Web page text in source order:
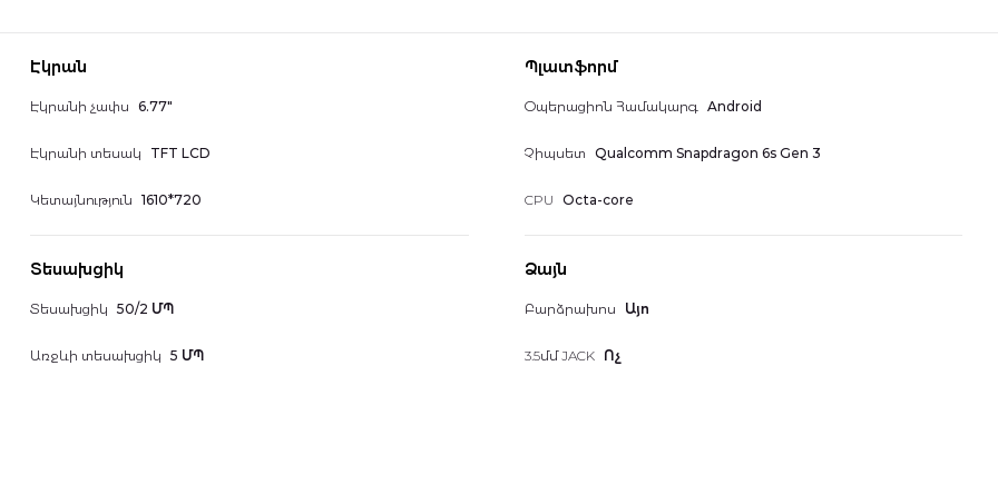
Էկրան
Էկրանի չափս 6.77"
Էկրանի տեսակ TFT LCD
Կետայնություն 1610*720
Պլատֆորմ
Օպերացիոն Համակարգ Android
Չիպսետ Qualcomm Snapdragon 6s Gen 3
CPU Octa-core
Տեսախցիկ
Տեսախցիկ 50/2 ՄՊ
Առջևի տեսախցիկ 5 ՄՊ
Ձայն
Բարձրախոս Այո
3.5մմ JACK Ոչ